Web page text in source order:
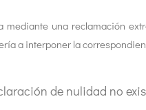
mediante una reclamación
a interponer la
de nulidad no